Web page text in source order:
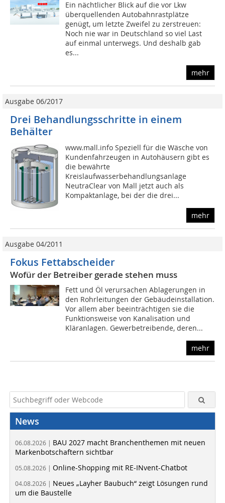
Ein nächtlicher Blick auf die vor Lkw
überquellenden Autobahnrastplätze
genügt, um letzte Zweifel zu zerstreuen:
Noch nie war in Deutschland so viel Last
auf einmal unterwegs. Und deshalb gab
es...
mehr
Ausgabe 06/2017
Drei Behandlungsschritte in einem
Behälter
www.mall.info Speziell für die Wäsche von
Kundenfahrzeugen in Autohäusern gibt es
die bewährte
Kreislaufwasserbehandlungsanlage
NeutraClear von Mall jetzt auch als
Kompaktanlage, bei der die drei...
mehr
Ausgabe 04/2011
Fokus Fettabscheider
Wofür der Betreiber gerade stehen muss
Fett und Öl verursachen Ablagerungen in
den Rohrleitungen der Gebäudeinstallation.
Vor allem aber beeinträchtigen sie die
Funktionsweise von Kanalisation und
Kläranlagen. Gewerbetreibende, deren...
mehr
News
06.08.2026 | BAU 2027 macht Branchenthemen mit neuen
Markenbotschaftern sichtbar
05.08.2026 | Online-Shopping mit RE-INvent-Chatbot
04.08.2026 | Neues „Layher Baubuch“ zeigt Lösungen rund
um die Baustelle